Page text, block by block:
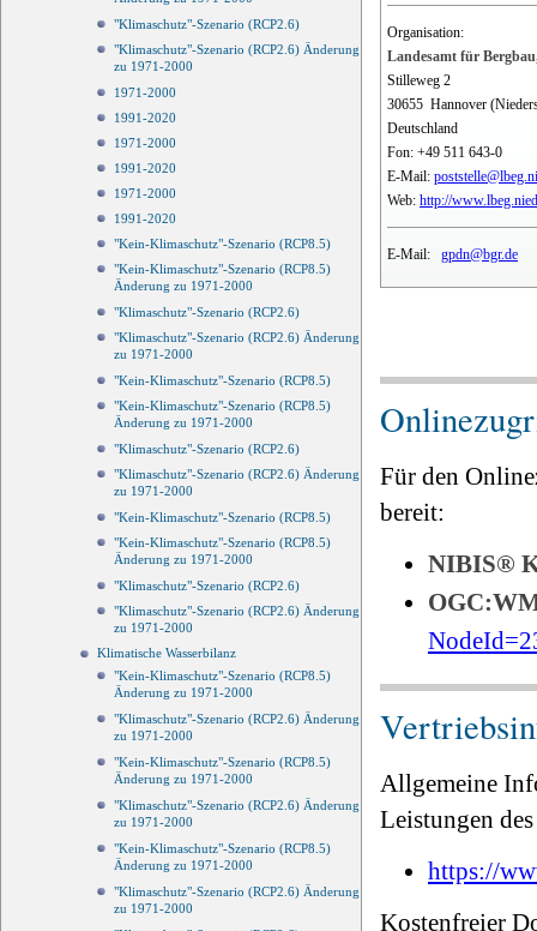
"Klimaschutz"-Szenario (RCP2.6)
"Klimaschutz"-Szenario (RCP2.6) Änderung
zu 1971-2000
1971-2000
1991-2020
1971-2000
1991-2020
1971-2000
1991-2020
"Kein-Klimaschutz"-Szenario (RCP8.5)
"Kein-Klimaschutz"-Szenario (RCP8.5)
Änderung zu 1971-2000
"Klimaschutz"-Szenario (RCP2.6)
"Klimaschutz"-Szenario (RCP2.6) Änderung
zu 1971-2000
"Kein-Klimaschutz"-Szenario (RCP8.5)
"Kein-Klimaschutz"-Szenario (RCP8.5)
Änderung zu 1971-2000
"Klimaschutz"-Szenario (RCP2.6)
"Klimaschutz"-Szenario (RCP2.6) Änderung
zu 1971-2000
"Kein-Klimaschutz"-Szenario (RCP8.5)
"Kein-Klimaschutz"-Szenario (RCP8.5)
Änderung zu 1971-2000
"Klimaschutz"-Szenario (RCP2.6)
"Klimaschutz"-Szenario (RCP2.6) Änderung
zu 1971-2000
Klimatische Wasserbilanz
"Kein-Klimaschutz"-Szenario (RCP8.5)
Änderung zu 1971-2000
"Klimaschutz"-Szenario (RCP2.6) Änderung
zu 1971-2000
"Kein-Klimaschutz"-Szenario (RCP8.5)
Änderung zu 1971-2000
"Klimaschutz"-Szenario (RCP2.6) Änderung
zu 1971-2000
"Kein-Klimaschutz"-Szenario (RCP8.5)
Änderung zu 1971-2000
"Klimaschutz"-Szenario (RCP2.6) Änderung
zu 1971-2000
Organisation:
Landesamt für
Stilleweg 2
30655 Hannover
Deutschland
Fon: +49 511 643-0
E-Mail:
Web: http://
E-Mail: gpdn@bgr.de
Für den
bereit:
NIBIS®
Allgemeine
Leistungen
https://
Kostenfreier